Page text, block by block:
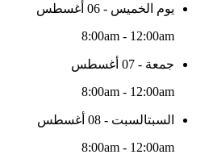
يوم الخميس - 06 أغسطس
8:00am - 12:00am
جمعة - 07 أغسطس
8:00am - 12:00am
السبتالسبت - 08 أغسطس
8:00am - 12:00am